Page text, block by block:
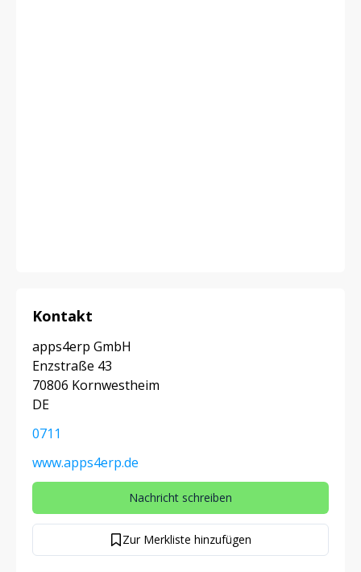
Kontakt
apps4erp GmbH
Enzstraße 43
70806 Kornwestheim
DE
0711
www.apps4erp.de
Nachricht schreiben
Zur Merkliste hinzufügen